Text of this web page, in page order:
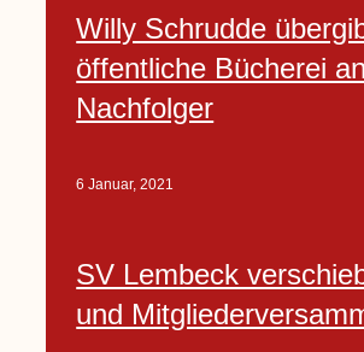
Willy Schrudde
öffentliche Bücherei an
Nachfolger
6 Januar, 2021
SV Lembeck
und